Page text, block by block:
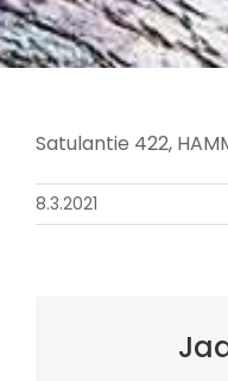
Satulantie 422,
8.3.2021